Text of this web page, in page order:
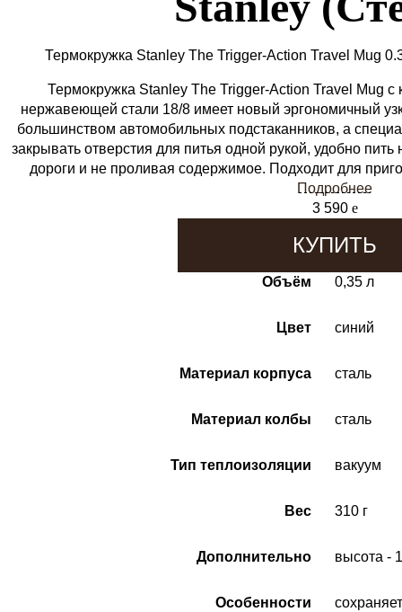
Термокружка Stanley The Trigger-Action Travel Mug
Термокружка Stanley The Trigger-Action Travel Mug c
нержавеющей стали 18/8 имеет новый эргономичный
большинством автомобильных подстаканников, а
закрывать отверстия для питья одной рукой, удобно
дороги и не проливая содержимое. Подходит для
Подробнее
3 590 e
КУПИТЬ
Объём 0,35 л
Цвет синий
Материал корпуса сталь
Материал колбы сталь
Тип теплоизоляции вакуум
Вес 310 г
Дополнительно высота -
Особенности